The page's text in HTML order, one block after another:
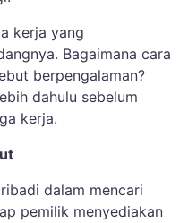
kerja yang
Bagaimana cara
berpengalaman?
dahulu sebelum
kerja.
dalam mencari
pemilik menyediakan